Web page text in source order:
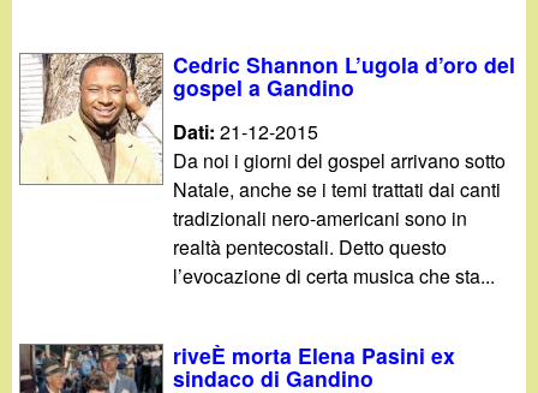
Cedric Shannon L’ugola d’oro del
gospel a Gandino
Dati:21-12-2015
Da noi i giorni del gospel arrivano sotto
Natale, anche se i temi trattati dai canti
tradizionali nero-americani sono in
realtà pentecostali. Detto questo
l’evocazione di certa musica che sta...
riveÈ morta Elena Pasini ex
sindaco di Gandino